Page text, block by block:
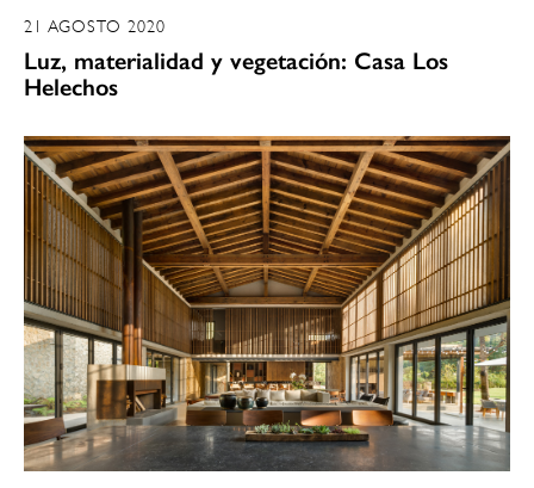
21 AGOSTO 2020
Luz, materialidad y vegetación: Casa Los
Helechos